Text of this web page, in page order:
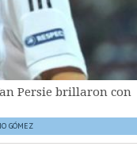
Persie brillaron con
GÓMEZ